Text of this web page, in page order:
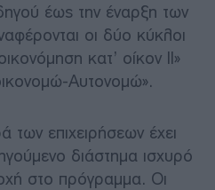
έως την έναρξη των
οι δύο κύκλοι
κατ’ οίκον ΙΙ»
Αυτονομώ».
επιχειρήσεων έχει
διάστημα ισχυρό
στο πρόγραμμα. Οι